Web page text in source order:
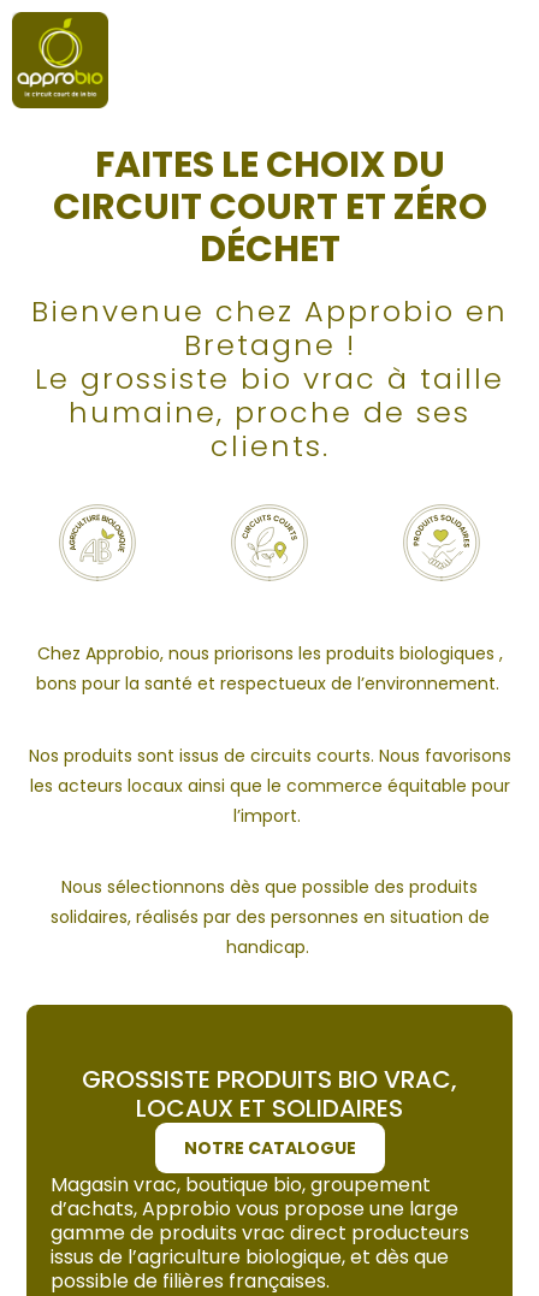
FAITES LE CHOIX DU
CIRCUIT COURT ET ZÉRO
DÉCHET
Bienvenue chez Approbio en
Bretagne !
Le grossiste bio vrac à taille
humaine, proche de ses
clients.
Chez Approbio, nous priorisons les produits biologiques ,
bons pour la santé et respectueux de l’environnement.
Nos produits sont issus de circuits courts. Nous favorisons
les acteurs locaux ainsi que le commerce équitable pour
l’import.
Nous sélectionnons dès que possible des produits
solidaires, réalisés par des personnes en situation de
handicap.
GROSSISTE PRODUITS BIO VRAC,
LOCAUX ET SOLIDAIRES
NOTRE CATALOGUE
Magasin vrac, boutique bio, groupement
d’achats, Approbio vous propose une large
gamme de produits vrac direct producteurs
issus de l’agriculture biologique, et dès que
possible de filières françaises.